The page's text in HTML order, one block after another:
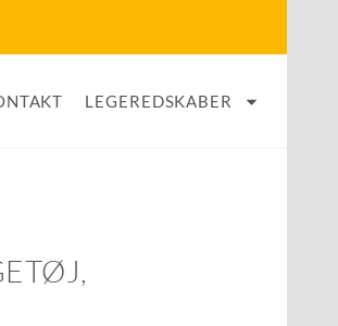
LEGEREDSKABER